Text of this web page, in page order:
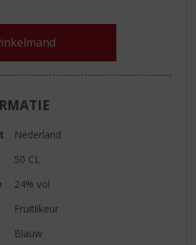
Nederland
50 CL
24% vol
Fruitlikeur
Blauw